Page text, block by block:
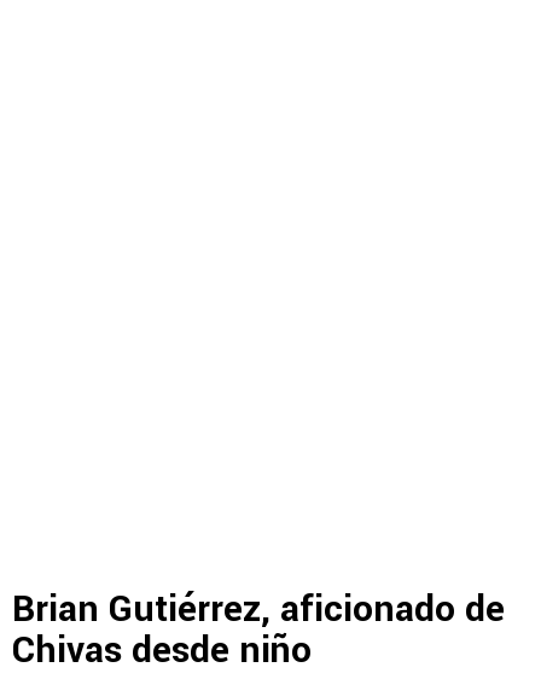
Brian Gutiérrez, aficionado de
Chivas desde niño